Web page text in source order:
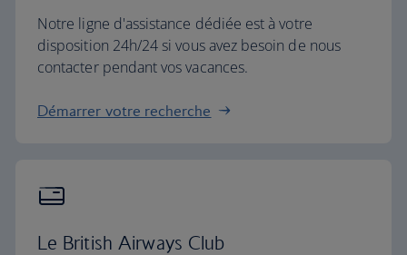
Notre ligne d'assistance dédiée est à votre
disposition 24h/24 si vous avez besoin de nous
contacter pendant vos vacances.
Démarrer votre recherche
Le British Airways Club